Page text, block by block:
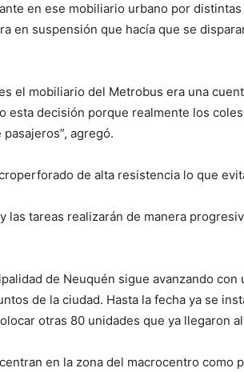
en ese mobiliario urbano por
en suspensión que hacía que se
el mobiliario del Metrobus era una
esta decisión porque realmente los
agregó.
de alta resistencia lo que
las tareas realizarán de manera
de Neuquén sigue avanzando con
de la ciudad. Hasta la fecha ya se
otras 80 unidades que ya llegaron
en la zona del macrocentro como